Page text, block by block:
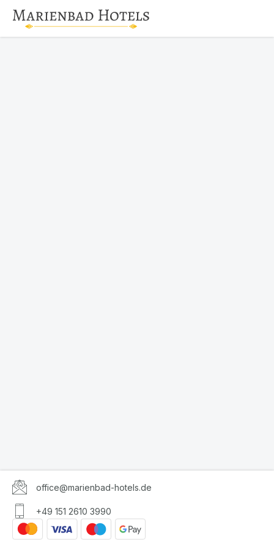
office@marienbad-hotels.de
+49 151 2610 3990